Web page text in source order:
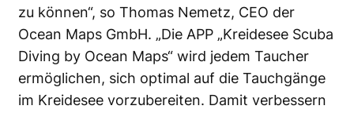
zu können“, so Thomas Nemetz, CEO der
Ocean Maps GmbH. „Die APP „Kreidesee Scuba
Diving by Ocean Maps“ wird jedem Taucher
ermöglichen, sich optimal auf die Tauchgänge
im Kreidesee vorzubereiten. Damit verbessern